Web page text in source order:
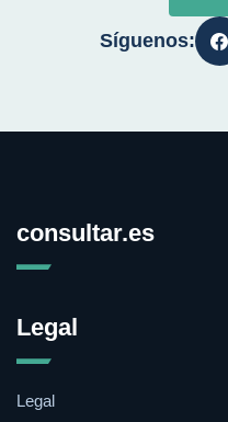
Síguenos:
consultar.es
Legal
Legal